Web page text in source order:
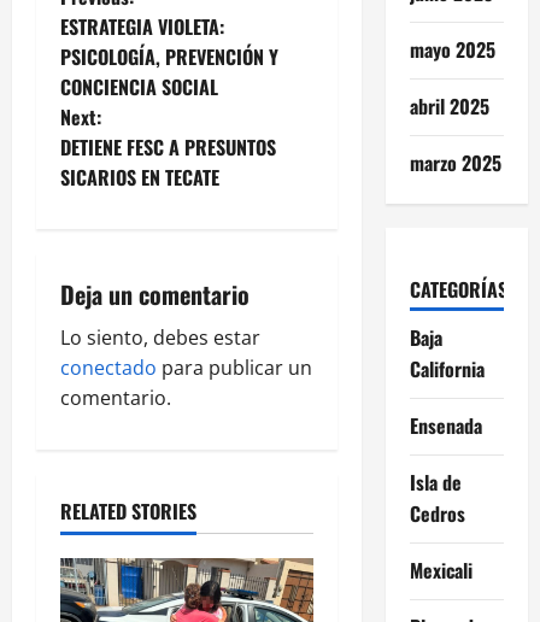
o
s
t
v
i
g
t
i
ESTRATEGIA VIOLETA:
PSICOLOGÍA, PREVENCIÓN Y
CONCIENCIA SOCIAL
Next:
DETIENE FESC A PRESUNTOS
SICARIOS EN TECATE
Deja un comentario
Lo siento, debes estar
conectado para publicar un
comentario.
RELATED STORIES
mayo 2025
abril 2025
marzo 2025
CATEGORÍAS
Baja
California
Ensenada
Isla de
Cedros
Mexicali